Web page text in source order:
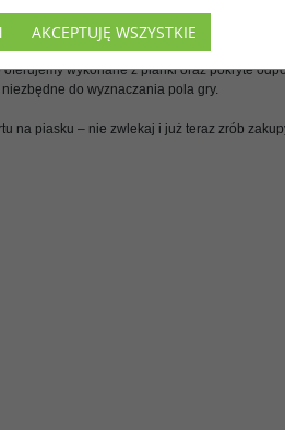
ożebrowaniem;
gadżety, które przydają się podczas
wykonane z pianki oraz pokryte
do wyznaczania pola gry.
na piasku – nie zwlekaj i już teraz zrób
AKCEPTUJĘ WSZYSTKIE